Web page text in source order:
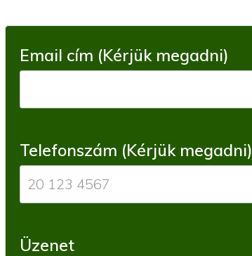
Email cím (Kérjük megadni)
Telefonszám (Kérjük megadni)
Üzenet